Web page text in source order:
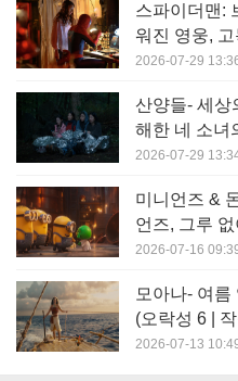
스파이더맨:
워진 영웅,
르다 (오락성
2026-07-29
산양들- 세상
해한 네 소녀
2026-07-29
미니언즈 &
언즈, 그루 없이
7 | 작품성 6)
2026-07-16
모아나- 여
(오락성 6 |
2026-07-13